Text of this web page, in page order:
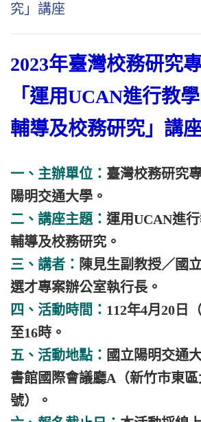
究」講座
2023年臺灣校務研究
「運用UCAN進行教
輔導及校務研究」講
一、主辦單位： 臺灣校務研究
陽明交通大學。
二、講座主題： 運用UCAN進
輔導及校務研究。
三、講者： 陳見生副教授／國
選才專案辦公室執行長。
四、活動時間： 112年4月20日
至16時。
五、活動地點： 國立陽明交通
書館國際會議廳A（新竹市東區
號）。